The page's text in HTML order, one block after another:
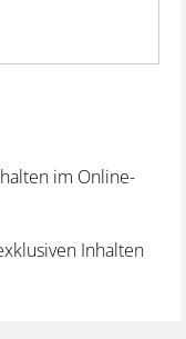
im Online-
Inhalten
Regelungen